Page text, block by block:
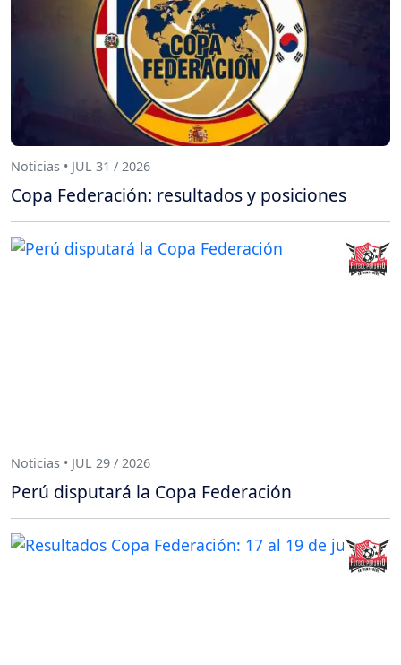
Noticias • JUL 31 / 2026
Copa Federación: resultados y posiciones
Noticias • JUL 29 / 2026
Perú disputará la Copa Federación